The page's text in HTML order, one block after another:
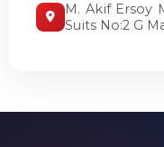
M. Akif Ersoy
Suits No:2 G